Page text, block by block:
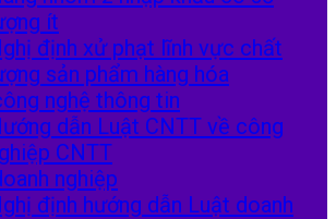
ít
định xử phạt lĩnh vực chất
sản phẩm hàng hóa
nghệ thông tin
dẫn Luật CNTT về công
CNTT
nghiệp
định hướng dẫn Luật doanh